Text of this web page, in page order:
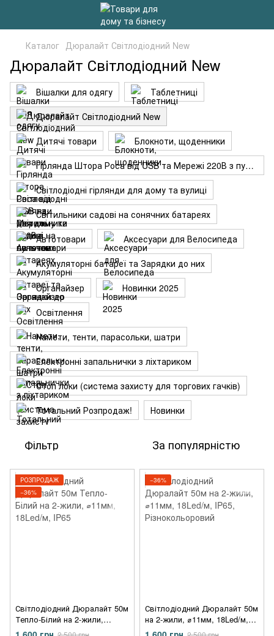
Каталог Дюралайт Світлодіодний New
Дюралайт Світлодіодний New
Вішалки для одягу
Таблетниці
Дюралайт Світлодіодний New
Дитячі товари
Блокноти, щоденники
Гірлянда Штора Роса від USB та Мережі 220В з пультом
Світлодіодні гірлянди для дому та вулиці
Світильники садові на сонячних батареях
Автотовари
Аксесуари для Велосипеда
Акумуляторні батареї та Зарядки до них
Органайзер
Новинки 2025
Освітлення
Намети, тенти, парасольки, шатри
Електронні запальнички з ліхтариком
Стоп локи (система захисту для торгових гачків)
Тотальний Розпродаж!
Новинки
Фільтр За популярністю
РОЗПРОДАЖ
−36%
Світлодіодний Дюралайт 50м
Тепло-Білий на 2-жили,
⌀11мм, 18Led/м, IP65
−36%
Світлодіодний Дюралайт 50м
на 2-жили, ⌀11мм, 18Led/м,
IP65, Різнокольоровий